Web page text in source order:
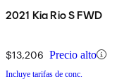
2021 Kia Rio S FWD
$13,206 Precio alto
Incluye tarifas de conc.